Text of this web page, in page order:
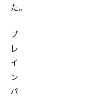
た。
ブ
レ
イ
ン
パ